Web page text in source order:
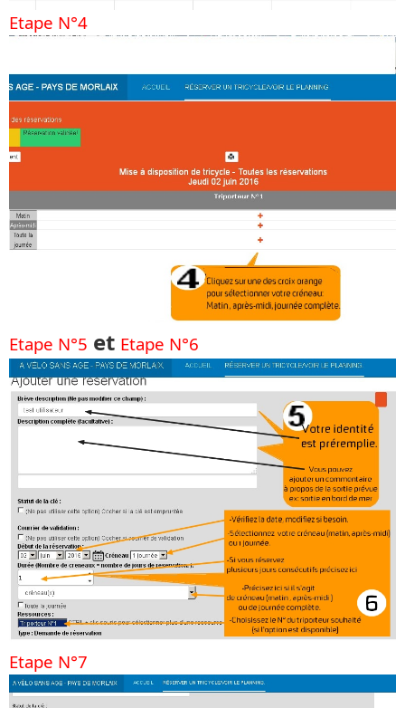
Etape N°4
Etape N°5 et Etape N°6
Etape N°7